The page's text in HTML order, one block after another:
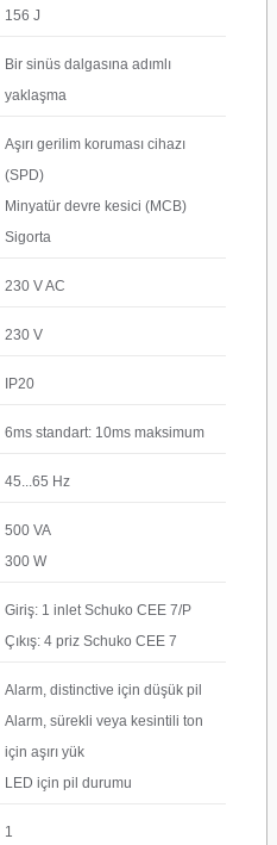
156 J
Bir sinüs dalgasına adımlı
yaklaşma
Aşırı gerilim koruması cihazı
(SPD)
Minyatür devre kesici (MCB)
Sigorta
230 V AC
230 V
IP20
6ms standart: 10ms maksimum
45...65 Hz
500 VA
300 W
Giriş: 1 inlet Schuko CEE 7/P
Çıkış: 4 priz Schuko CEE 7
Alarm, distinctive için düşük pil
Alarm, sürekli veya kesintili ton
için aşırı yük
LED için pil durumu
1